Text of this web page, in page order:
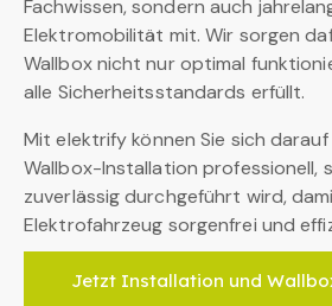
Fachwissen, sondern auch
Elektromobilität mit. Wir sorgen
Wallbox nicht nur optimal
alle Sicherheitsstandards erfüllt.
Mit elektrify können Sie sich
Wallbox-Installation professionell,
zuverlässig durchgeführt wird,
Elektrofahrzeug sorgenfrei und
Jetzt Installation und